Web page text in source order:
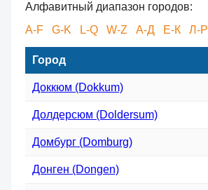
Алфавитный диапазон городов:
A-F
G-K L-Q W-Z А-Д Е-К Л-Р
Город
Доккюм (Dokkum)
Долдерсюм (Doldersum)
Домбург (Domburg)
Донген (Dongen)